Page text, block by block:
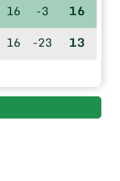
16 -3 16
16 -23 13